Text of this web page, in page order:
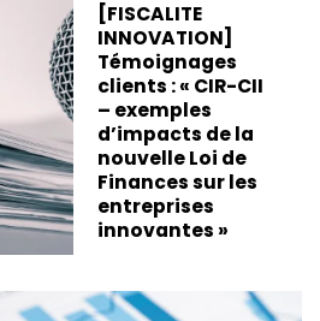
[FISCALITE
INNOVATION]
Témoignages
clients : « CIR-CII
– exemples
d’impacts de la
nouvelle Loi de
Finances sur les
entreprises
innovantes »